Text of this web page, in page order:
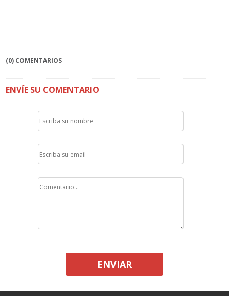
(0) COMENTARIOS
ENVÍE SU COMENTARIO
ENVIAR